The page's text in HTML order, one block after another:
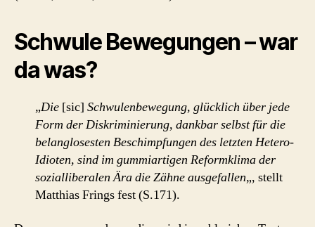
Schwule Bewegungen – war
da was?
„Die [sic] Schwulenbewegung, glücklich über jede
Form der Diskriminierung, dankbar selbst für die
belanglosesten Beschimpfungen des letzten Hetero-
Idioten, sind im gummiartigen Reformklima der
sozialliberalen Ära die Zähne ausgefallen„, stellt
Matthias Frings fest (S.171).